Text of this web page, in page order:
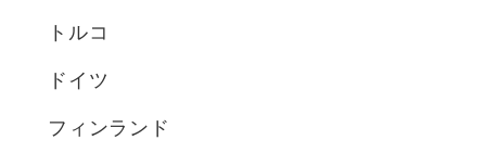
トルコ
ドイツ
フィンランド